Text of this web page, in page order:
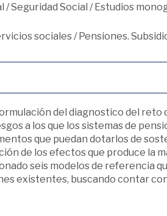
/Seguridad Social /Estudios
sociales/Pensiones.
del diagnostico del reto
a los que los sistemas de
que puedan dotarlos de
de los efectos que produce la
seis modelos de referencia
existentes, buscando contar